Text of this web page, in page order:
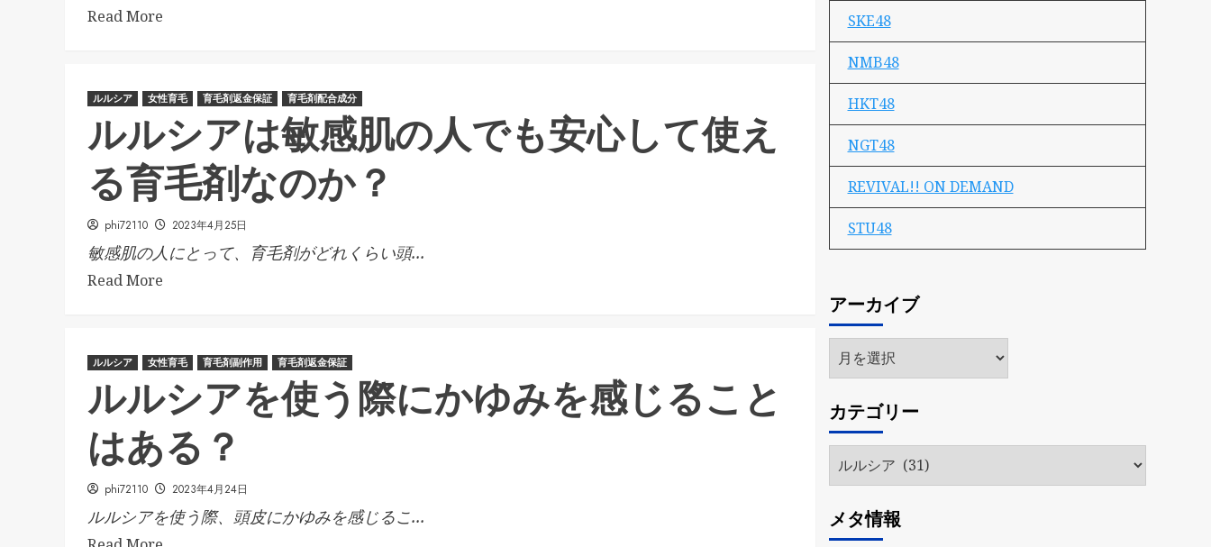
Read More
ルルシア 女性育毛 育毛剤返金保証 育毛剤配合成分
ルルシアは敏感肌の人でも安心して使え
る育毛剤なのか？
phi72110 2023年4月25日
敏感肌の人にとって、育毛剤がどれくらい頭...
Read More
ルルシア 女性育毛 育毛剤副作用 育毛剤返金保証
ルルシアを使う際にかゆみを感じること
はある？
phi72110 2023年4月24日
ルルシアを使う際、頭皮にかゆみを感じるこ...
SKE48
NMB48
HKT48
NGT48
REVIVAL!! ON DEMAND
STU48
アーカイブ
ア
ー
イ
ブ
カテゴリー
テ
リ
メタ情報